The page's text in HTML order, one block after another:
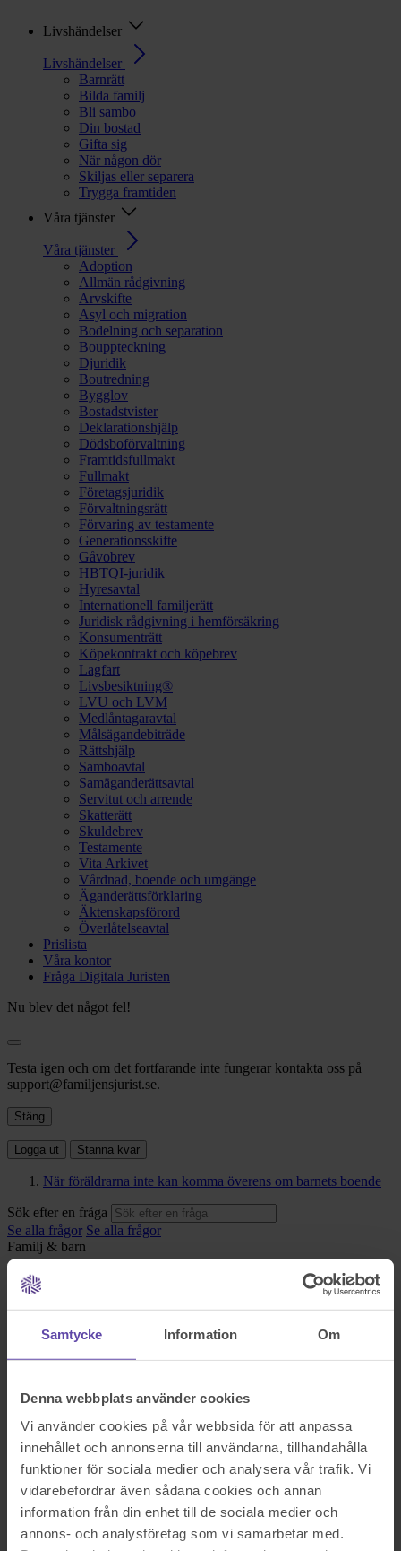
Samtycke Information Om
Denna webbplats använder cookies
Vi använder cookies på vår webbsida för att anpassa
innehållet och annonserna till användarna, tillhandahålla
funktioner för sociala medier och analysera vår trafik. Vi
vidarebefordrar även sådana cookies och annan
information från din enhet till de sociala medier och
annons- och analysföretag som vi samarbetar med.
Livshändelser
Livshändelser
Barnrätt
Bilda familj
Bli sambo
Din bostad
Gifta sig
När någon dör
Skiljas eller separera
Trygga framtiden
Våra tjänster
Våra tjänster
Adoption
Allmän rådgivning
Arvskifte
Asyl och migration
Bodelning och separation
Bouppteckning
Djuridik
Boutredning
Bygglov
Bostadstvister
Deklarationshjälp
Dödsboförvaltning
Framtidsfullmakt
Fullmakt
Företagsjuridik
Förvaltningsrätt
Förvaring av testamente
Generationsskifte
Gåvobrev
HBTQI-juridik
Hyresavtal
Internationell familjerätt
Juridisk rådgivning i hemförsäkring
Konsumenträtt
Köpekontrakt och köpebrev
Lagfart
Livsbesiktning®
LVU och LVM
Medlåntagaravtal
Målsägandebiträde
Rättshjälp
Samboavtal
Samäganderättsavtal
Servitut och arrende
Skatterätt
Skuldebrev
Testamente
Vita Arkivet
Vårdnad, boende och umgänge
Äganderättsförklaring
Äktenskapsförord
Överlåtelseavtal
Prislista
Våra kontor
Fråga Digitala Juristen
Nu blev det något fel!
Testa igen och om det fortfarande inte fungerar kontakta oss på
support@familjensjurist.se.
Stäng
Logga ut Stanna kvar
När föräldrarna inte kan komma överens om barnets boende
Sök efter en fråga
Se alla frågor Se alla frågor
Familj & barn
När föräldrarna inte kan
komma överens om barnets
boende
Vi har avtalat hos familjerätten om boende hos pappan, dvs dottern
bor där och har umgänge med mig varannan helg. Jag vill nu ha
växlevis boende, dvs att dottern bor hos mig lika mycket som hos
pappan. Om pappan inte vill förändra detta, då behöver jag gå till
tingsrätt? Vad är då mina chanser att få växelvis? Kommer man
förorda familjerätt och samarbetssamtal i första hand?
Sök efter en fråga
Se alla frågor Boka tid med jurist